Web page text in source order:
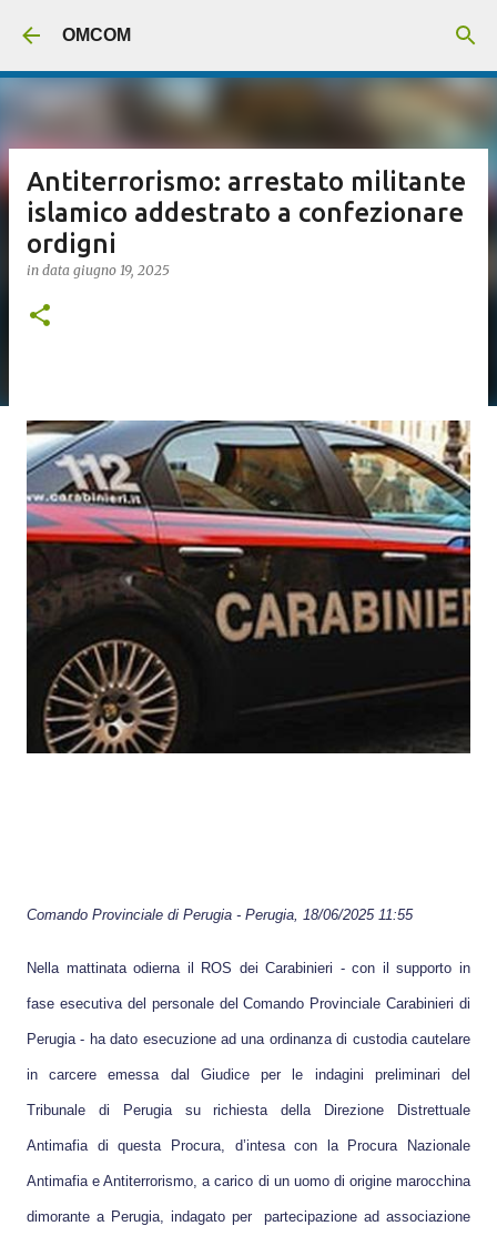
OMCOM
Antiterrorismo: arrestato militante
islamico addestrato a confezionare
ordigni
in data giugno 19, 2025
Comando Provinciale di Perugia - Perugia, 18/06/2025 11:55
Nella mattinata odierna il ROS dei Carabinieri - con il supporto in
fase esecutiva del personale del Comando Provinciale Carabinieri di
Perugia - ha dato esecuzione ad una ordinanza di custodia cautelare
in carcere emessa dal Giudice per le indagini preliminari del
Tribunale di Perugia su richiesta della Direzione Distrettuale
Antimafia di questa Procura, d’intesa con la Procura Nazionale
Antimafia e Antiterrorismo, a carico di un uomo di origine marocchina
dimorante a Perugia, indagato per partecipazione ad associazione